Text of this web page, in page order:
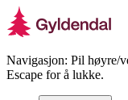
Navigasjon: Pil høyre/
Escape for å lukke.